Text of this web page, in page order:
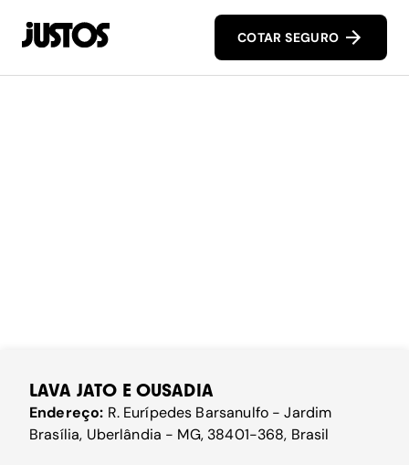
COTAR SEGURO
LAVA JATO E OUSADIA
Endereço: R. Eurípedes Barsanulfo - Jardim
Brasília, Uberlândia - MG, 38401-368, Brasil